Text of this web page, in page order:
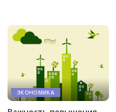
ЭКОНОМИКА